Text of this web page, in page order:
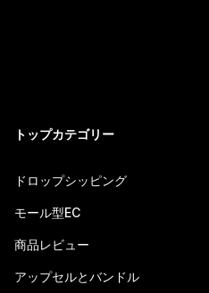
トップカテゴリー
ドロップシッピング
モール型EC
商品レビュー
アップセルとバンドル